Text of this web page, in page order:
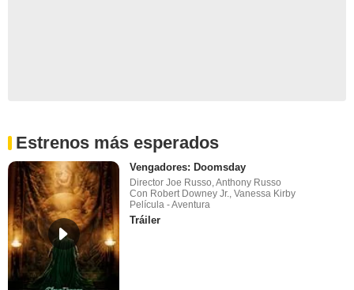
Estrenos más esperados
Vengadores: Doomsday
Director Joe Russo, Anthony Russo
Con Robert Downey Jr., Vanessa Kirby
Película - Aventura
Tráiler